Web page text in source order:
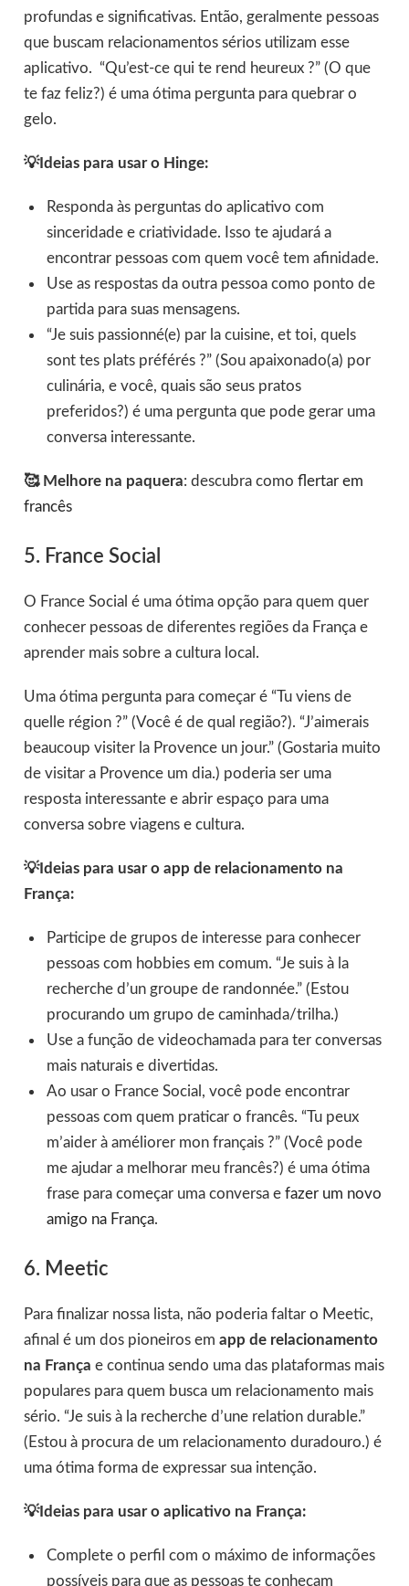
profundas e significativas. Então, geralmente pessoas
que buscam relacionamentos sérios utilizam esse
aplicativo. “Qu’est-ce qui te rend heureux ?” (O que
te faz feliz?) é uma ótima pergunta para quebrar o
gelo.
💡Ideias para usar o Hinge:
Responda às perguntas do aplicativo com
sinceridade e criatividade. Isso te ajudará a
encontrar pessoas com quem você tem afinidade.
Use as respostas da outra pessoa como ponto de
partida para suas mensagens.
“Je suis passionné(e) par la cuisine, et toi, quels
sont tes plats préférés ?” (Sou apaixonado(a) por
culinária, e você, quais são seus pratos
preferidos?) é uma pergunta que pode gerar uma
conversa interessante.
🥰 Melhore na paquera: descubra como flertar em
francês
5. France Social
O France Social é uma ótima opção para quem quer
conhecer pessoas de diferentes regiões da França e
aprender mais sobre a cultura local.
Uma ótima pergunta para começar é “Tu viens de
quelle région ?” (Você é de qual região?). “J’aimerais
beaucoup visiter la Provence un jour.” (Gostaria muito
de visitar a Provence um dia.) poderia ser uma
resposta interessante e abrir espaço para uma
conversa sobre viagens e cultura.
💡Ideias para usar o app de relacionamento na
França:
Participe de grupos de interesse para conhecer
pessoas com hobbies em comum. “Je suis à la
recherche d’un groupe de randonnée.” (Estou
procurando um grupo de caminhada/trilha.)
Use a função de videochamada para ter conversas
mais naturais e divertidas.
Ao usar o France Social, você pode encontrar
pessoas com quem praticar o francês. “Tu peux
m’aider à améliorer mon français ?” (Você pode
me ajudar a melhorar meu francês?) é uma ótima
frase para começar uma conversa e fazer um novo
amigo na França.
6. Meetic
Para finalizar nossa lista, não poderia faltar o Meetic,
afinal é um dos pioneiros em app de relacionamento
na França e continua sendo uma das plataformas mais
populares para quem busca um relacionamento mais
sério. “Je suis à la recherche d’une relation durable.”
(Estou à procura de um relacionamento duradouro.) é
uma ótima forma de expressar sua intenção.
💡Ideias para usar o aplicativo na França:
Complete o perfil com o máximo de informações
possíveis para que as pessoas te conheçam